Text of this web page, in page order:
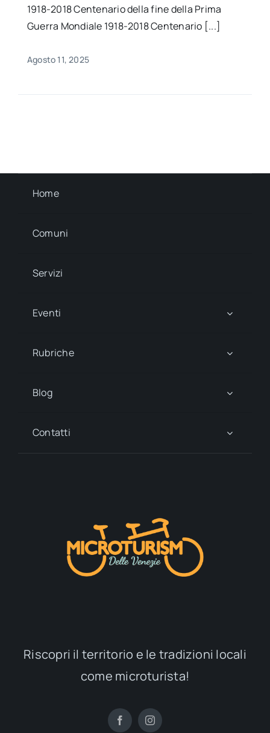
1918-2018 Centenario della fine della Prima
Guerra Mondiale 1918-2018 Centenario [...]
Agosto 11, 2025
Home
Comuni
Servizi
Eventi
Rubriche
Blog
Contatti
Riscopri il territorio e le tradizioni locali
come microturista!